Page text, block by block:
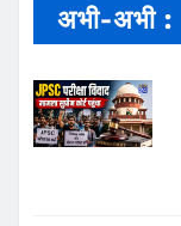
अभी-अभी :